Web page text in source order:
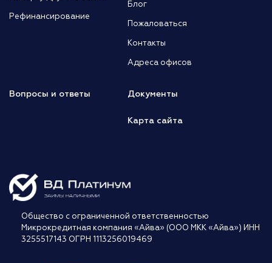
Рефинансирование
Блог
Пожаловаться
Контакты
Адреса офисов
Вопросы и ответы Документы
Карта сайта
Общество с ограниченной ответственностью
Микрокредитная компания «Айва» (ООО МКК «Айва») ИНН
3255517143 ОГРН 1113256019469